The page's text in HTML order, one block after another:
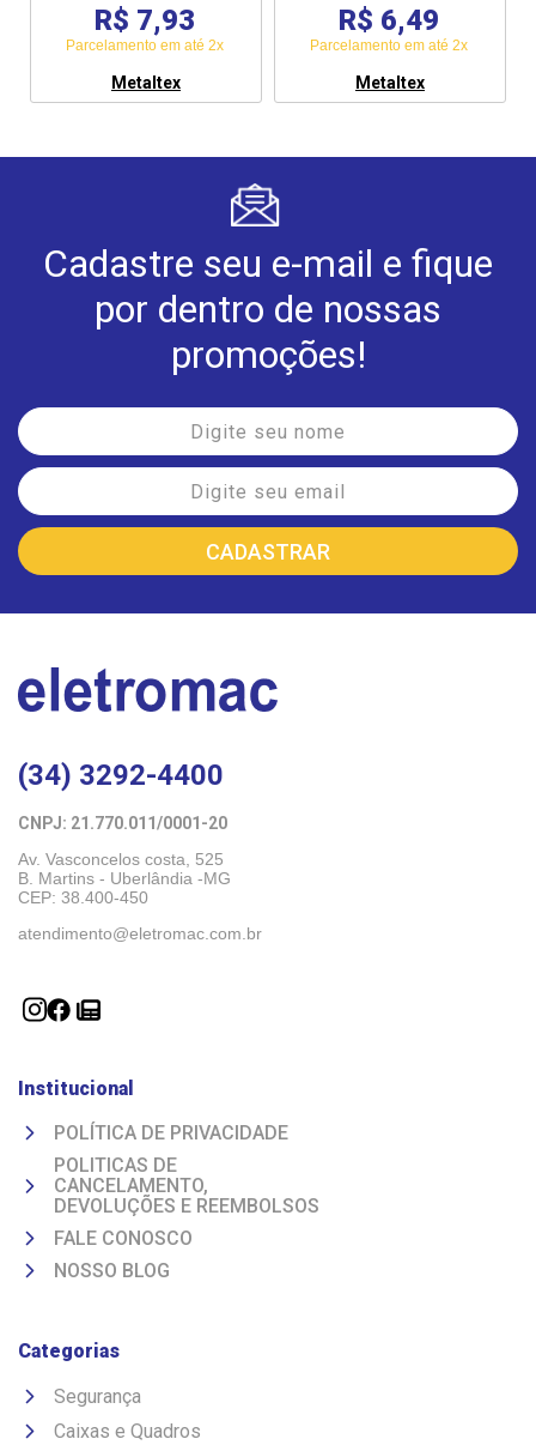
R$ 7,93
Parcelamento em até 2x
Metaltex
R$ 6,49
Parcelamento em até 2x
Metaltex
Cadastre seu e-mail e fique
por dentro de nossas
promoções!
(34) 3292-4400
CNPJ: 21.770.011/0001-20
Av. Vasconcelos costa, 525
B. Martins - Uberlândia -MG
CEP: 38.400-450
atendimento@eletromac.com.br
Institucional
POLÍTICA DE PRIVACIDADE
POLITICAS DE
CANCELAMENTO,
DEVOLUÇÕES E REEMBOLSOS
FALE CONOSCO
NOSSO BLOG
Categorias
Segurança
Caixas e Quadros